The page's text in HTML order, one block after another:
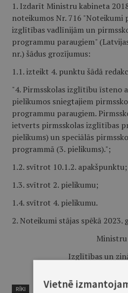
1. Izdarīt Ministru kabineta
noteikumos Nr. 716 "Noteikumi
izglītības vadlīnijām un
programmu paraugiem"
nr.) šādus grozījumus:
1.1. izteikt 4. punktu šādā
"4. Pirmsskolas izglītību īsteno
pielikumos sniegtajiem
programmu paraugiem.
ietverts pirmsskolas izglītības
pielikums) un speciālās
programmā (3. pielikums).";
1.2. svītrot 10.1.2. apakšpunktu;
1.3. svītrot 2. pielikumu;
1.4. svītrot 4. pielikumu.
2. Noteikumi stājas spēkā 2023.
Izglītības un
RĪKI Vietnē